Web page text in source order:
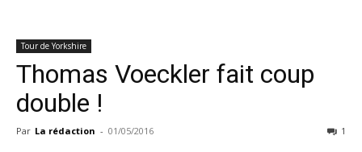
Tour de Yorkshire
Thomas Voeckler fait coup
double !
Par La rédaction - 01/05/2016 1